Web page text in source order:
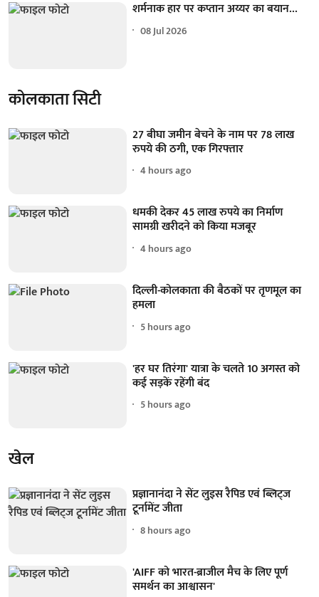
शर्मनाक हार पर कप्तान अय्यर का बयान...
08 Jul 2026
कोलकाता सिटी
27 बीघा जमीन बेचने के नाम पर 78 लाख
रुपये की ठगी, एक गिरफ्तार
4 hours ago
धमकी देकर 45 लाख रुपये का निर्माण
सामग्री खरीदने को किया मजबूर
4 hours ago
दिल्ली-कोलकाता की बैठकों पर तृणमूल का
हमला
5 hours ago
'हर घर तिरंगा' यात्रा के चलते 10 अगस्त को
कई सड़कें रहेंगी बंद
5 hours ago
खेल
प्रज्ञानानंदा ने सेंट लुइस रैपिड एवं ब्लिट्ज
टूर्नामेंट जीता
8 hours ago
'AIFF को भारत-ब्राजील मैच के लिए पूर्ण
समर्थन का आश्वासन'